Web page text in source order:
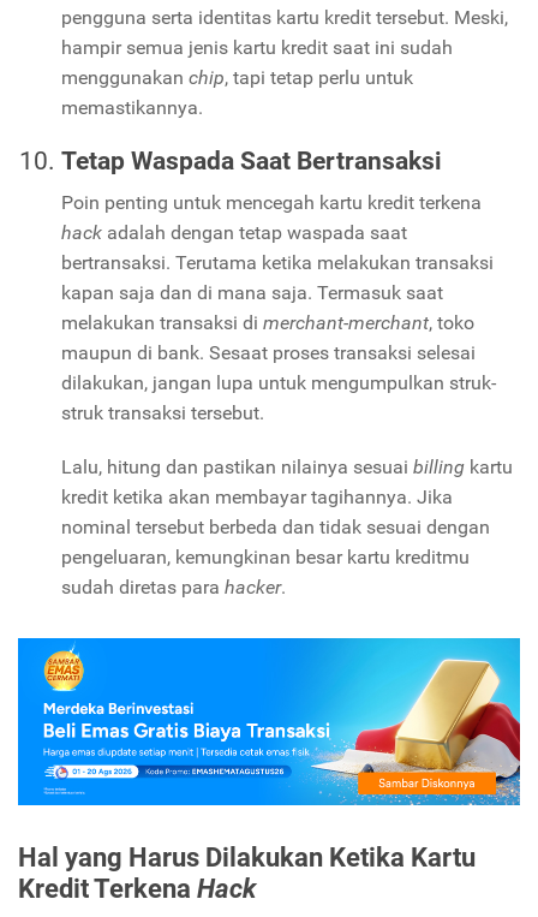
pengguna serta identitas kartu kredit tersebut. Meski,
hampir semua jenis kartu kredit saat ini sudah
menggunakan chip, tapi tetap perlu untuk
memastikannya.
Tetap Waspada Saat Bertransaksi
Poin penting untuk mencegah kartu kredit terkena
hack adalah dengan tetap waspada saat
bertransaksi. Terutama ketika melakukan transaksi
kapan saja dan di mana saja. Termasuk saat
melakukan transaksi di merchant-merchant, toko
maupun di bank. Sesaat proses transaksi selesai
dilakukan, jangan lupa untuk mengumpulkan struk-
struk transaksi tersebut.
Lalu, hitung dan pastikan nilainya sesuai billing kartu
kredit ketika akan membayar tagihannya. Jika
nominal tersebut berbeda dan tidak sesuai dengan
pengeluaran, kemungkinan besar kartu kreditmu
sudah diretas para hacker.
Hal yang Harus Dilakukan Ketika Kartu
Kredit Terkena Hack